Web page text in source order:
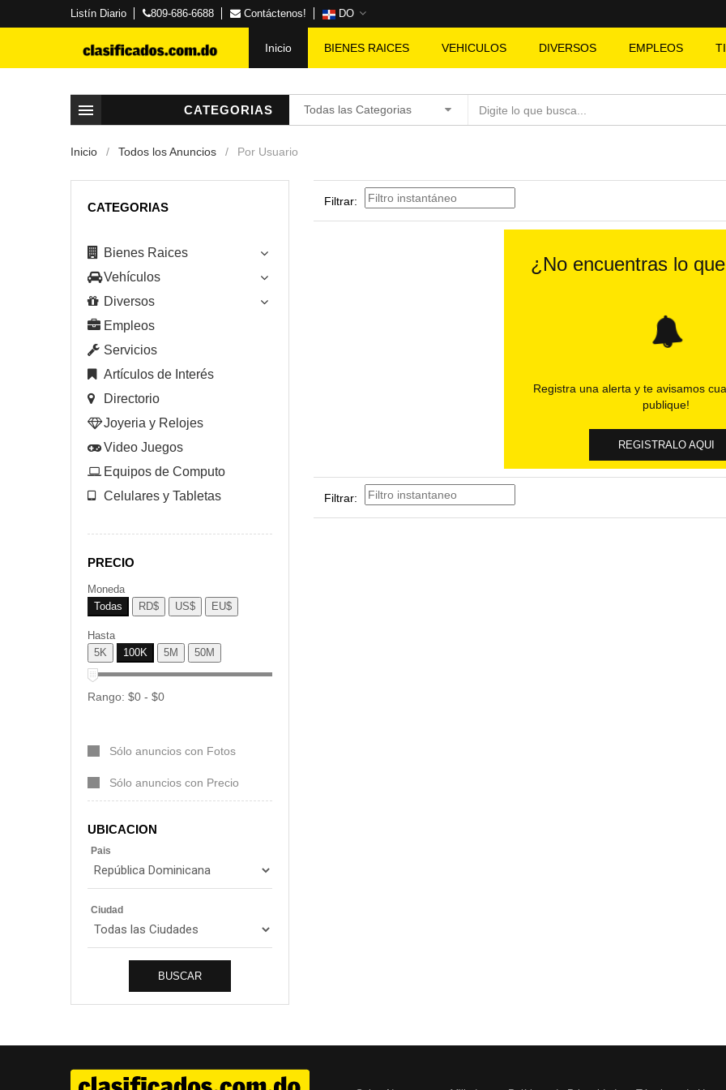
Listín Diario 809-686-6688 Contáctenos! DO
Inicio BIENES RAICES VEHICULOS DIVERSOS EMPLEOS
CATEGORIAS Todas las Categorias
Inicio Todos los Anuncios Por Usuario
Filtrar:
¿No encuentras lo
Registra una alerta y te avisamos
publique!
REGISTRALO AQUI
Filtrar:
CATEGORIAS
Bienes Raices
Vehículos
Diversos
Empleos
Servicios
Artículos de Interés
Directorio
Joyeria y Relojes
Video Juegos
Equipos de Computo
Celulares y Tabletas
PRECIO
Moneda
Todas
RD$ US$ EU$
Hasta
5K
100K 5M 50M
Rango: $0 - $0
Sólo anuncios con Fotos
Sólo anuncios con Precio
UBICACION
Pais
Ciudad
BUSCAR